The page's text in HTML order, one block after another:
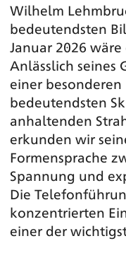
Wilhelm
bedeutendsten
Januar 2026
Anlässlich seines
einer
bedeutendsten
anhaltenden
erkunden wir
Formensprache
Spannung und
Die
konzentrierten
einer der